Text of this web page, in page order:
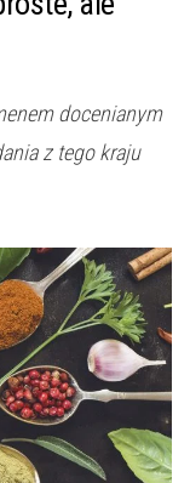
docenianym
z tego kraju